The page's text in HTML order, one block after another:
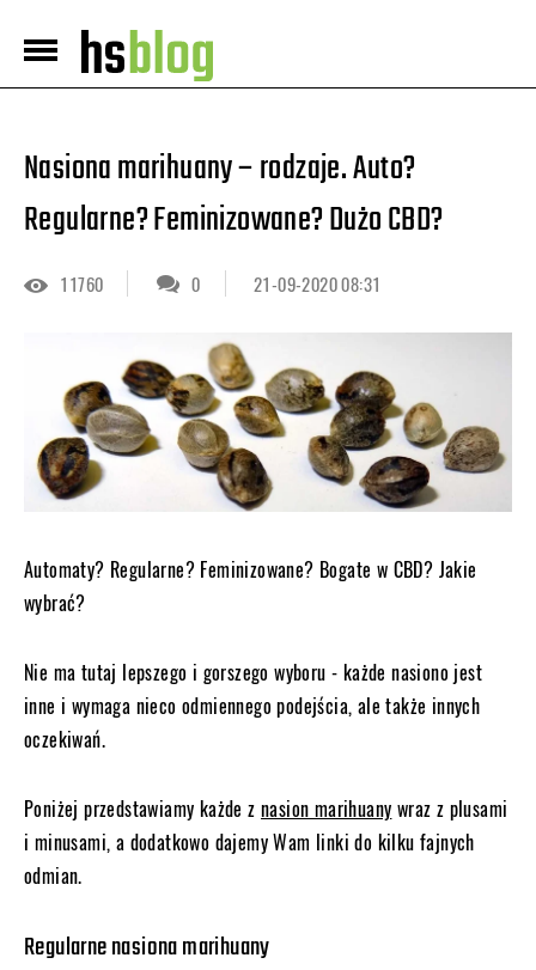
Nasiona marihuany – rodzaje. Auto?
Regularne? Feminizowane? Dużo CBD?
11760 0 21-09-2020 08:31
Automaty? Regularne? Feminizowane? Bogate w CBD? Jakie
wybrać?
Nie ma tutaj lepszego i gorszego wyboru - każde nasiono jest
inne i wymaga nieco odmiennego podejścia, ale także innych
oczekiwań.
Poniżej przedstawiamy każde znasion marihuany wraz z plusami
i minusami, a dodatkowo dajemy Wam linki do kilku fajnych
odmian.
Regularne nasiona marihuany